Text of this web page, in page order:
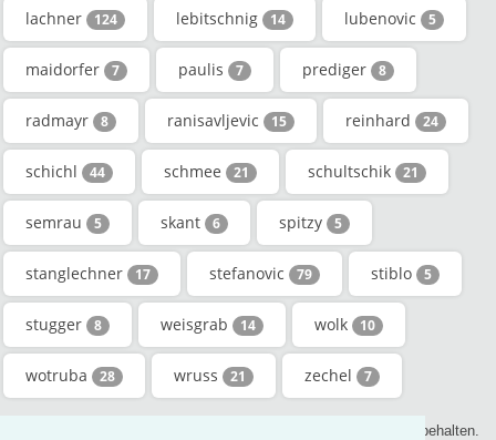
lachner 124 lebitschnig 14 lubenovic 5
maidorfer 7 paulis 7 prediger 8
radmayr 8 ranisavljevic 15 reinhard 24
schichl 44 schmee 21 schultschik 21
semrau 5 skant 6 spitzy 5
stanglechner 17 stefanovic 79 stiblo 5
stugger 8 weisgrab 14 wolk 10
wotruba 28 wruss 21 zechel 7
© 2017 - genealogic.review Stammverzeichnis. Alle Rechte vorbehalten.